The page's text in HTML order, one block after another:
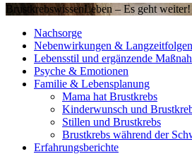
BrustkrebswissenLeben – Es geht weiter!
Nachsorge
Nebenwirkungen & Langzeitfolgen
Lebensstil und ergänzende
Psyche & Emotionen
Familie & Lebensplanung
Mama hat Brustkrebs
Kinderwunsch und
Stillen und Brustkrebs
Brustkrebs während der
Erfahrungsberichte